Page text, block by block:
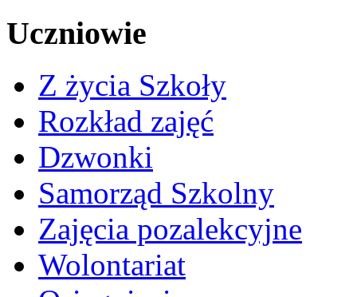
Uczniowie
Z życia Szkoły
Rozkład zajęć
Dzwonki
Samorząd Szkolny
Zajęcia pozalekcyjne
Wolontariat